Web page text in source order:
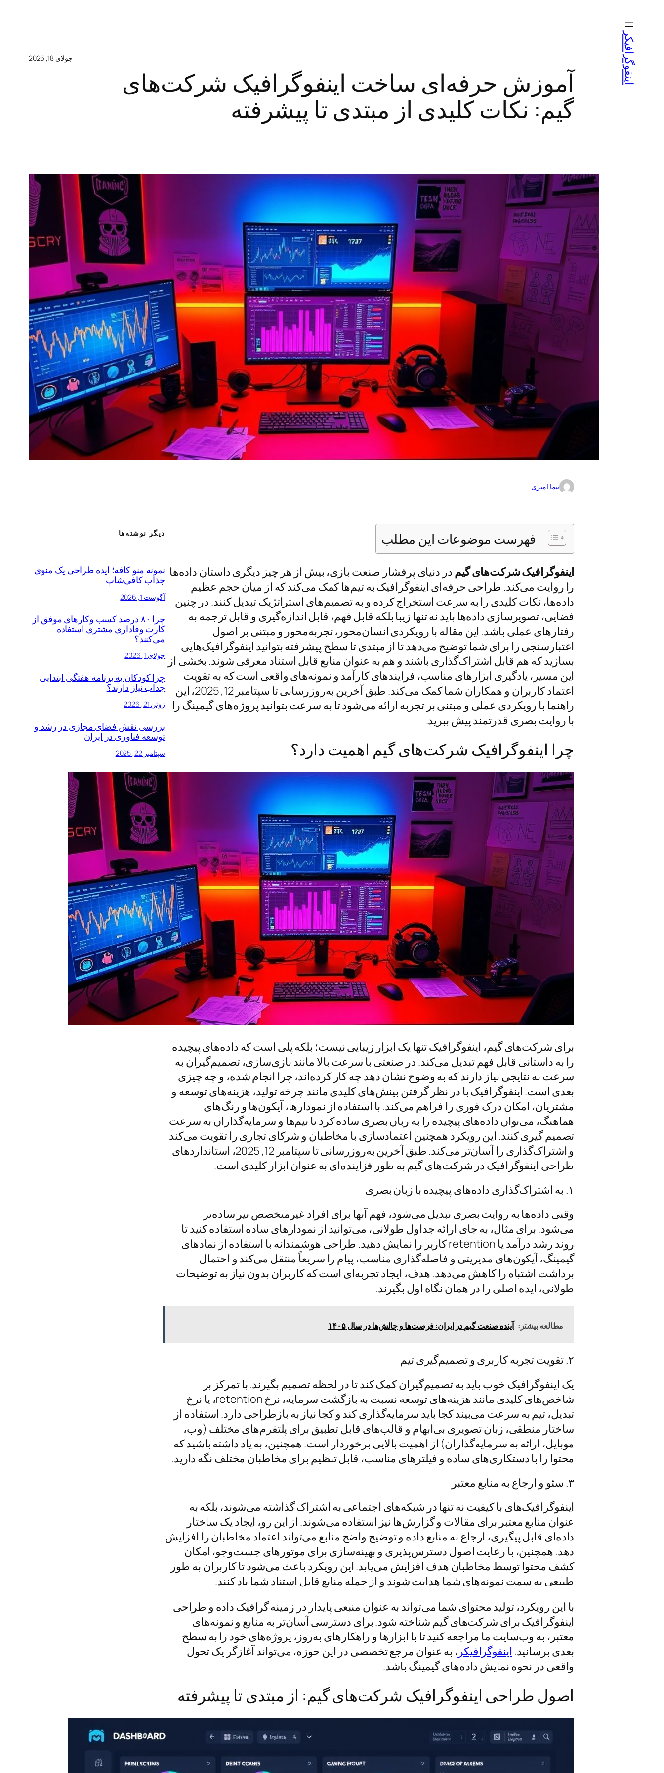
اینفوگرافیکر
آموزش حرفه‌ای ساخت اینفوگرافیک شرکت‌های
گیم: نکات کلیدی از مبتدی تا پیشرفته
جولای 18, 2025
نیما امیری
فهرست موضوعات این مطلب
اینفوگرافیک شرکت‌های گیم در دنیای پرفشار صنعت بازی، بیش از هر چیز دیگری داستان داده‌ها
را روایت می‌کند. طراحی حرفه‌ای اینفوگرافیک به تیم‌ها کمک می‌کند که از میان حجم عظیم
داده‌ها، نکات کلیدی را به سرعت استخراج کرده و به تصمیم‌های استراتژیک تبدیل کنند. در چنین
فضایی، تصویرسازی داده‌ها باید نه تنها زیبا بلکه قابل فهم، قابل اندازه‌گیری و قابل ترجمه به
رفتارهای عملی باشد. این مقاله با رویکردی انسان‌محور، تجربه‌محور و مبتنی بر اصول
اعتبارسنجی را برای شما توضیح می‌دهد تا از مبتدی تا سطح پیشرفته بتوانید اینفوگرافیک‌هایی
بسازید که هم قابل اشتراک‌گذاری باشند و هم به عنوان منابع قابل استناد معرفی شوند. بخشی از
این مسیر، یادگیری ابزارهای مناسب، فرایند‌های کارآمد و نمونه‌های واقعی است که به تقویت
اعتماد کاربران و همکاران شما کمک می‌کند. طبق آخرین به‌روزرسانی تا سپتامبر 12, 2025، این
راهنما با رویکردی عملی و مبتنی بر تجربه ارائه می‌شود تا به سرعت بتوانید پروژه‌های گیمینگ را
با روایت بصری قدرتمند پیش ببرید.
چرا اینفوگرافیک شرکت‌های گیم اهمیت دارد؟
برای شرکت‌های گیم، اینفوگرافیک تنها یک ابزار زیبایی نیست؛ بلکه پلی است که داده‌های پیچیده
را به داستانی قابل فهم تبدیل می‌کند. در صنعتی با سرعت بالا مانند بازی‌سازی، تصمیم‌گیران به
سرعت به نتایجی نیاز دارند که به وضوح نشان دهد چه کار کرده‌اند، چرا انجام شده، و چه چیزی
بعدی است. اینفوگرافیک با در نظر گرفتن بینش‌های کلیدی مانند چرخه تولید، هزینه‌های توسعه و
مشتریان، امکان درک فوری را فراهم می‌کند. با استفاده از نمودارها، آیکون‌ها و رنگ‌های
هماهنگ، می‌توان داده‌های پیچیده را به زبان بصری ساده کرد تا تیم‌ها و سرمایه‌گذاران به سرعت
تصمیم گیری کنند. این رویکرد همچنین اعتمادسازی با مخاطبان و شرکای تجاری را تقویت می‌کند
و اشتراک‌گذاری را آسان‌تر می‌کند. طبق آخرین به‌روزرسانی تا سپتامبر 12, 2025، استانداردهای
طراحی اینفوگرافیک در شرکت‌های گیم به طور فزاینده‌ای به عنوان ابزار کلیدی است.
۱. به اشتراک‌گذاری داده‌های پیچیده با زبان بصری
وقتی داده‌ها به روایت بصری تبدیل می‌شود، فهم آنها برای افراد غیرمتخصص نیز ساده‌تر
می‌شود. برای مثال، به جای ارائه جداول طولانی، می‌توانید از نمودارهای ساده استفاده کنید تا
روند رشد درآمد یا retention کاربر را نمایش دهید. طراحی هوشمندانه با استفاده از نمادهای
گیمینگ، آیکون‌های مدیریتی و فاصله‌گذاری مناسب، پیام را سریعاً منتقل می‌کند و احتمال
برداشت اشتباه را کاهش می‌دهد. هدف، ایجاد تجربه‌ای است که کاربران بدون نیاز به توضیحات
طولانی، ایده اصلی را در همان نگاه اول بگیرند.
مطالعه بیشتر: آینده صنعت گیم در ایران: فرصت‌ها و چالش‌ها در سال ۱۴۰۵
۲. تقویت تجربه کاربری و تصمیم‌گیری تیم
یک اینفوگرافیک خوب باید به تصمیم‌گیران کمک کند تا در لحظه تصمیم بگیرند. با تمرکز بر
شاخص‌های کلیدی مانند هزینه‌های توسعه نسبت به بازگشت سرمایه، نرخ retention، یا نرخ
تبدیل، تیم به سرعت می‌بیند کجا باید سرمایه‌گذاری کند و کجا نیاز به بازطراحی دارد. استفاده از
ساختار منطقی، زبان تصویری بی‌ابهام و قالب‌های قابل تطبیق برای پلتفرم‌های مختلف (وب،
موبایل، ارائه به سرمایه‌گذاران) از اهمیت بالایی برخوردار است. همچنین، به یاد داشته باشید که
محتوا را با دستکاری‌های ساده و فیلترهای مناسب، قابل تنظیم برای مخاطبان مختلف نگه دارید.
۳. سئو و ارجاع به منابع معتبر
اینفوگرافیک‌های با کیفیت نه تنها در شبکه‌های اجتماعی به اشتراک گذاشته می‌شوند، بلکه به
عنوان منابع معتبر برای مقالات و گزارش‌ها نیز استفاده می‌شوند. از این رو، ایجاد یک ساختار
داده‌ای قابل پیگیری، ارجاع به منابع داده و توضیح واضح منابع می‌تواند اعتماد مخاطبان را افزایش
دهد. همچنین، با رعایت اصول دسترس‌پذیری و بهینه‌سازی برای موتورهای جست‌وجو، امکان
کشف محتوا توسط مخاطبان هدف افزایش می‌یابد. این رویکرد باعث می‌شود تا کاربران به طور
طبیعی به سمت نمونه‌های شما هدایت شوند و از جمله منابع قابل استناد شما یاد کنند.
با این رویکرد، تولید محتوای شما می‌تواند به عنوان منبعی پایدار در زمینه گرافیک داده و طراحی
اینفوگرافیک برای شرکت‌های گیم شناخته شود. برای دسترسی آسان‌تر به منابع و نمونه‌های
معتبر، به وب‌سایت ما مراجعه کنید تا با ابزارها و راهکارهای به‌روز، پروژه‌های خود را به سطح
بعدی برسانید. اینفوگرافیکر ، به عنوان مرجع تخصصی در این حوزه، می‌تواند آغازگر یک تحول
واقعی در نحوه نمایش داده‌های گیمینگ باشد.
اصول طراحی اینفوگرافیک شرکت‌های گیم: از مبتدی تا پیشرفته
دیگر نوشته‌ها
نمونه منو کافه؛ ایده‌ طراحی یک منوی
جذاب کافی‌شاپ
آگوست 1, 2026
چرا ۸۰ درصد کسب‌ وکارهای موفق از
کارت وفاداری مشتری استفاده
می‌کنند؟
جولای 1, 2026
چرا کودکان به برنامه هفتگی ابتدایی
جذاب نیاز دارند؟
ژوئن 21, 2026
بررسی نقش فضای مجازی در رشد و
توسعه فناوری در ایران
سپتامبر 22, 2025